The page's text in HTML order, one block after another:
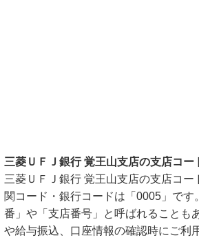
三菱ＵＦＪ銀行 覚王山支店の支店コー
三菱ＵＦＪ銀行 覚王山支店の支店コー
関コード・銀行コードは「0005」です
番」や「支店番号」と呼ばれることも
や給与振込、口座情報の確認時にご利